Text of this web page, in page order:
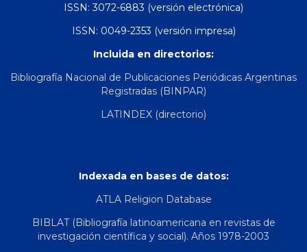
ISSN: 3072-6883 (versión electrónica)
ISSN: 0049-2353 (versión impresa)
Incluida en directorios:
Bibliografía Nacional de Publicaciones Periódicas Argentinas
Registradas (BINPAR)
LATINDEX (directorio)
Indexada en bases de datos:
ATLA Religion Database
BIBLAT (Bibliografía latinoamericana en revistas de
investigación científica y social). Años 1978-2003